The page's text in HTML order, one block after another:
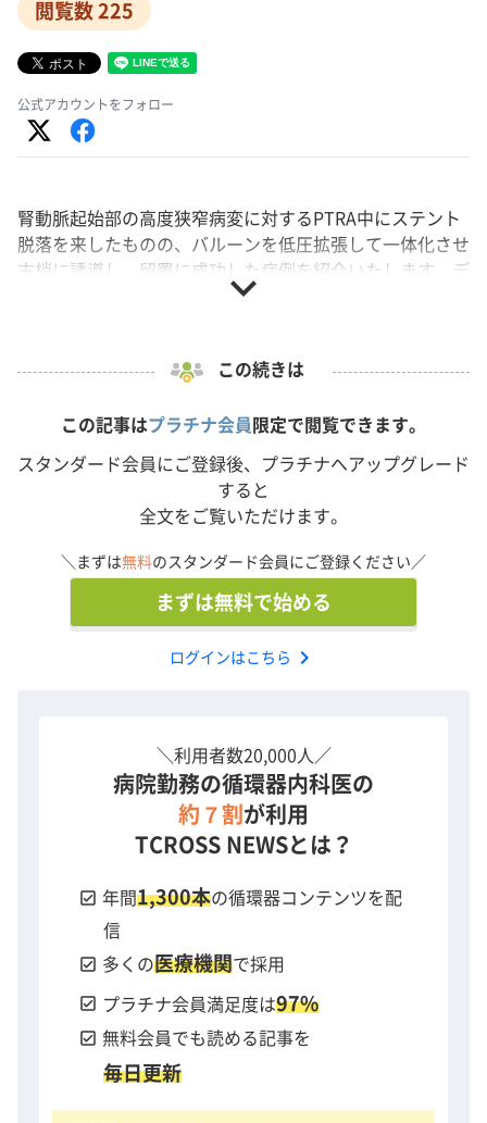
閲覧数 225
公式アカウントをフォロー
expand_more
腎動脈起始部の高度狭窄病変に対するPTRA中にステント
脱落を来したものの、バルーンを低圧拡張して一体化させ
末梢に誘導し、留置に成功した症例を紹介いたします。デ
バイス脱落の際の留置と回収の判断基準は？効果的な対処
演者: 永富 暁 氏（住友病院）この続きは
この記事はプラチナ会員 限定で閲覧できます。
スタンダード会員にご登録後、プラチナへアップグレード
すると
全文をご覧いただけます。
＼まずは無料のスタンダード会員にご登録ください／
まずは無料で始める
ログインはこちら chevron_right
＼利用者数20,000人／
病院勤務の循環器内科医の
約７割 が利用
TCROSS NEWSとは？
check_box 年間1,300本の循環器コンテンツを配
信
check_box 多くの医療機関で採用
check_box プラチナ会員満足度は97%
check_box 無料会員でも読める記事を
毎日更新